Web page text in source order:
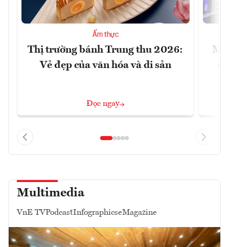
Ẩm thực
Thị trường bánh Trung thu 2026:
Vẻ đẹp của văn hóa và di sản
Đọc ngay
Multimedia
VnE TVPodcastInfographicseMagazine